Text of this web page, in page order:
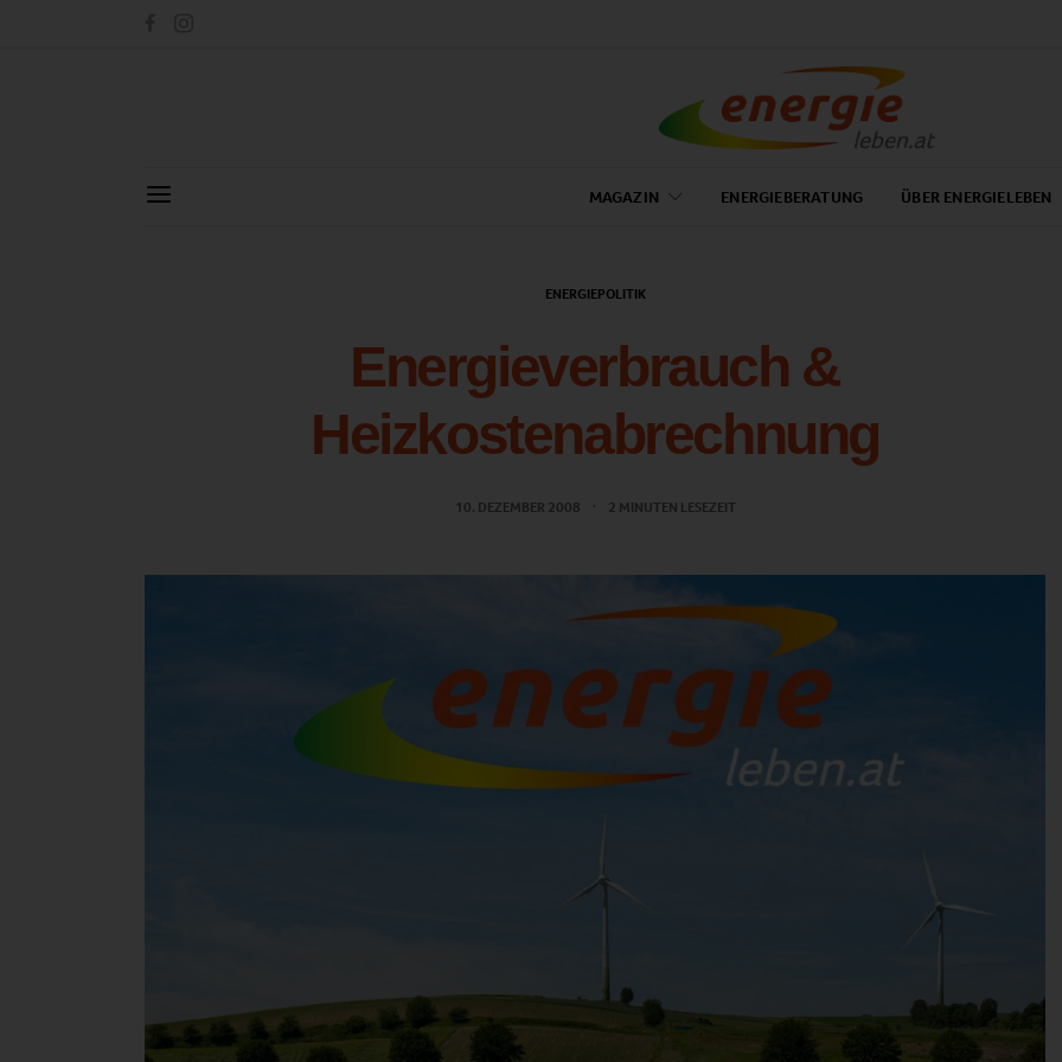
MAGAZIN ENERGIEBERATUNG ÜBER ENERGIELEBEN
ENERGIEPOLITIK
Energieverbrauch &
Heizkostenabrechnung
10. DEZEMBER 2008 2 MINUTEN LESEZEIT